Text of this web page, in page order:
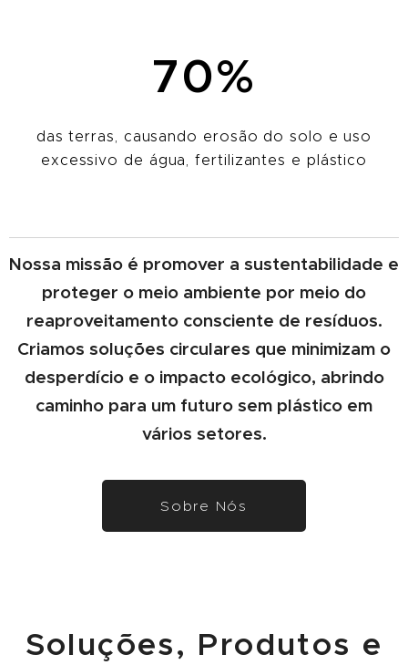
70%
das terras, causando erosão do solo e uso
excessivo de água, fertilizantes e plástico
Nossa missão é promover a sustentabilidade e
proteger o meio ambiente por meio do
reaproveitamento consciente de resíduos.
Criamos soluções circulares que minimizam o
desperdício e o impacto ecológico, abrindo
caminho para um futuro sem plástico em
vários setores.
Sobre Nós
Soluções, Produtos e